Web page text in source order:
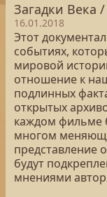
Загадки Века
16.01.2018
Этот
событиях,
мировой
отношение к
подлинных
открытых
каждом фильме
многом
представление
будут
мнениями